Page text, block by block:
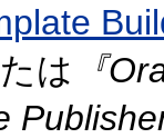
は
『